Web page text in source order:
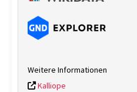
Weitere Informationen
Kalliope